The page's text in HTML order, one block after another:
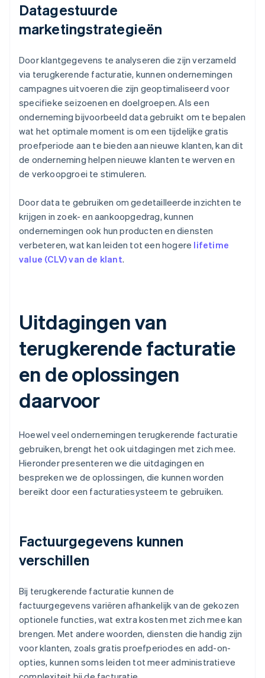
Datagestuurde
marketingstrategieën
Door klantgegevens te analyseren die zijn verzameld
via terugkerende facturatie, kunnen ondernemingen
campagnes uitvoeren die zijn geoptimaliseerd voor
specifieke seizoenen en doelgroepen. Als een
onderneming bijvoorbeeld data gebruikt om te bepalen
wat het optimale moment is om een tijdelijke gratis
proefperiode aan te bieden aan nieuwe klanten, kan dit
de onderneming helpen nieuwe klanten te werven en
de verkoopgroei te stimuleren.
Door data te gebruiken om gedetailleerde inzichten te
krijgen in zoek- en aankoopgedrag, kunnen
ondernemingen ook hun producten en diensten
verbeteren, wat kan leiden tot een hogere lifetime
value (CLV) van de klant.
Uitdagingen van
terugkerende facturatie
en de oplossingen
daarvoor
Hoewel veel ondernemingen terugkerende facturatie
gebruiken, brengt het ook uitdagingen met zich mee.
Hieronder presenteren we die uitdagingen en
bespreken we de oplossingen, die kunnen worden
bereikt door een facturatiesysteem te gebruiken.
Factuurgegevens kunnen
verschillen
Bij terugkerende facturatie kunnen de
factuurgegevens variëren afhankelijk van de gekozen
optionele functies, wat extra kosten met zich mee kan
brengen. Met andere woorden, diensten die handig zijn
voor klanten, zoals gratis proefperiodes en add-on-
opties, kunnen soms leiden tot meer administratieve